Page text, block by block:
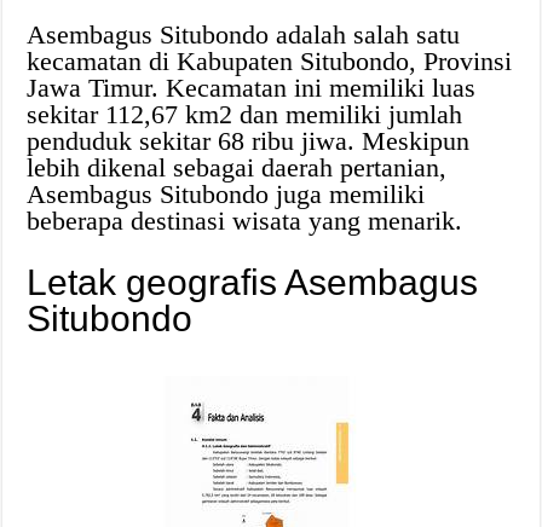
Asembagus Situbondo adalah salah satu
kecamatan di Kabupaten Situbondo, Provinsi
Jawa Timur. Kecamatan ini memiliki luas
sekitar 112,67 km2 dan memiliki jumlah
penduduk sekitar 68 ribu jiwa. Meskipun
lebih dikenal sebagai daerah pertanian,
Asembagus Situbondo juga memiliki
beberapa destinasi wisata yang menarik.
Letak geografis Asembagus
Situbondo